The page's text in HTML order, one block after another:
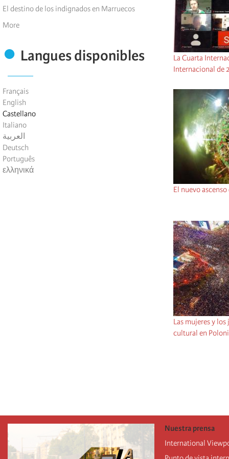
El destino de los indignados en Marruecos
More
Langues disponibles
Français
English
Castellano
Italiano
العربية
Deutsch
Português
ελληνικά
​​​​​​​La Cuarta
Internacional de
El nuevo
Las mujeres y
cultural en
Nuestra prensa
International